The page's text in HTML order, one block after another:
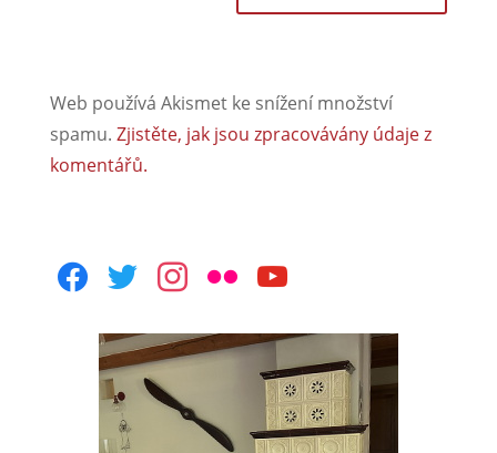
Web používá Akismet ke snížení množství
spamu. Zjistěte, jak jsou zpracovávány údaje z
komentářů.
facebooktwitterinstagram
flickr youtube